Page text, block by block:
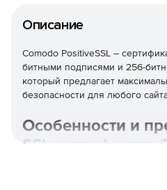
Описание
Comodo PositiveSSL –
битными подписями и 256-
который предлагает
безопасности для любого
Особенности и
SSL-сертификата